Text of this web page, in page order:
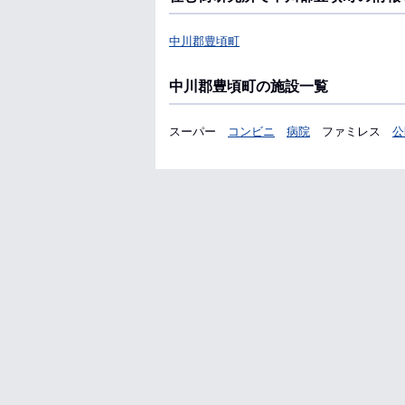
中川郡豊頃町
中川郡豊頃町の施設一覧
スーパー コンビニ 病院 ファミレス